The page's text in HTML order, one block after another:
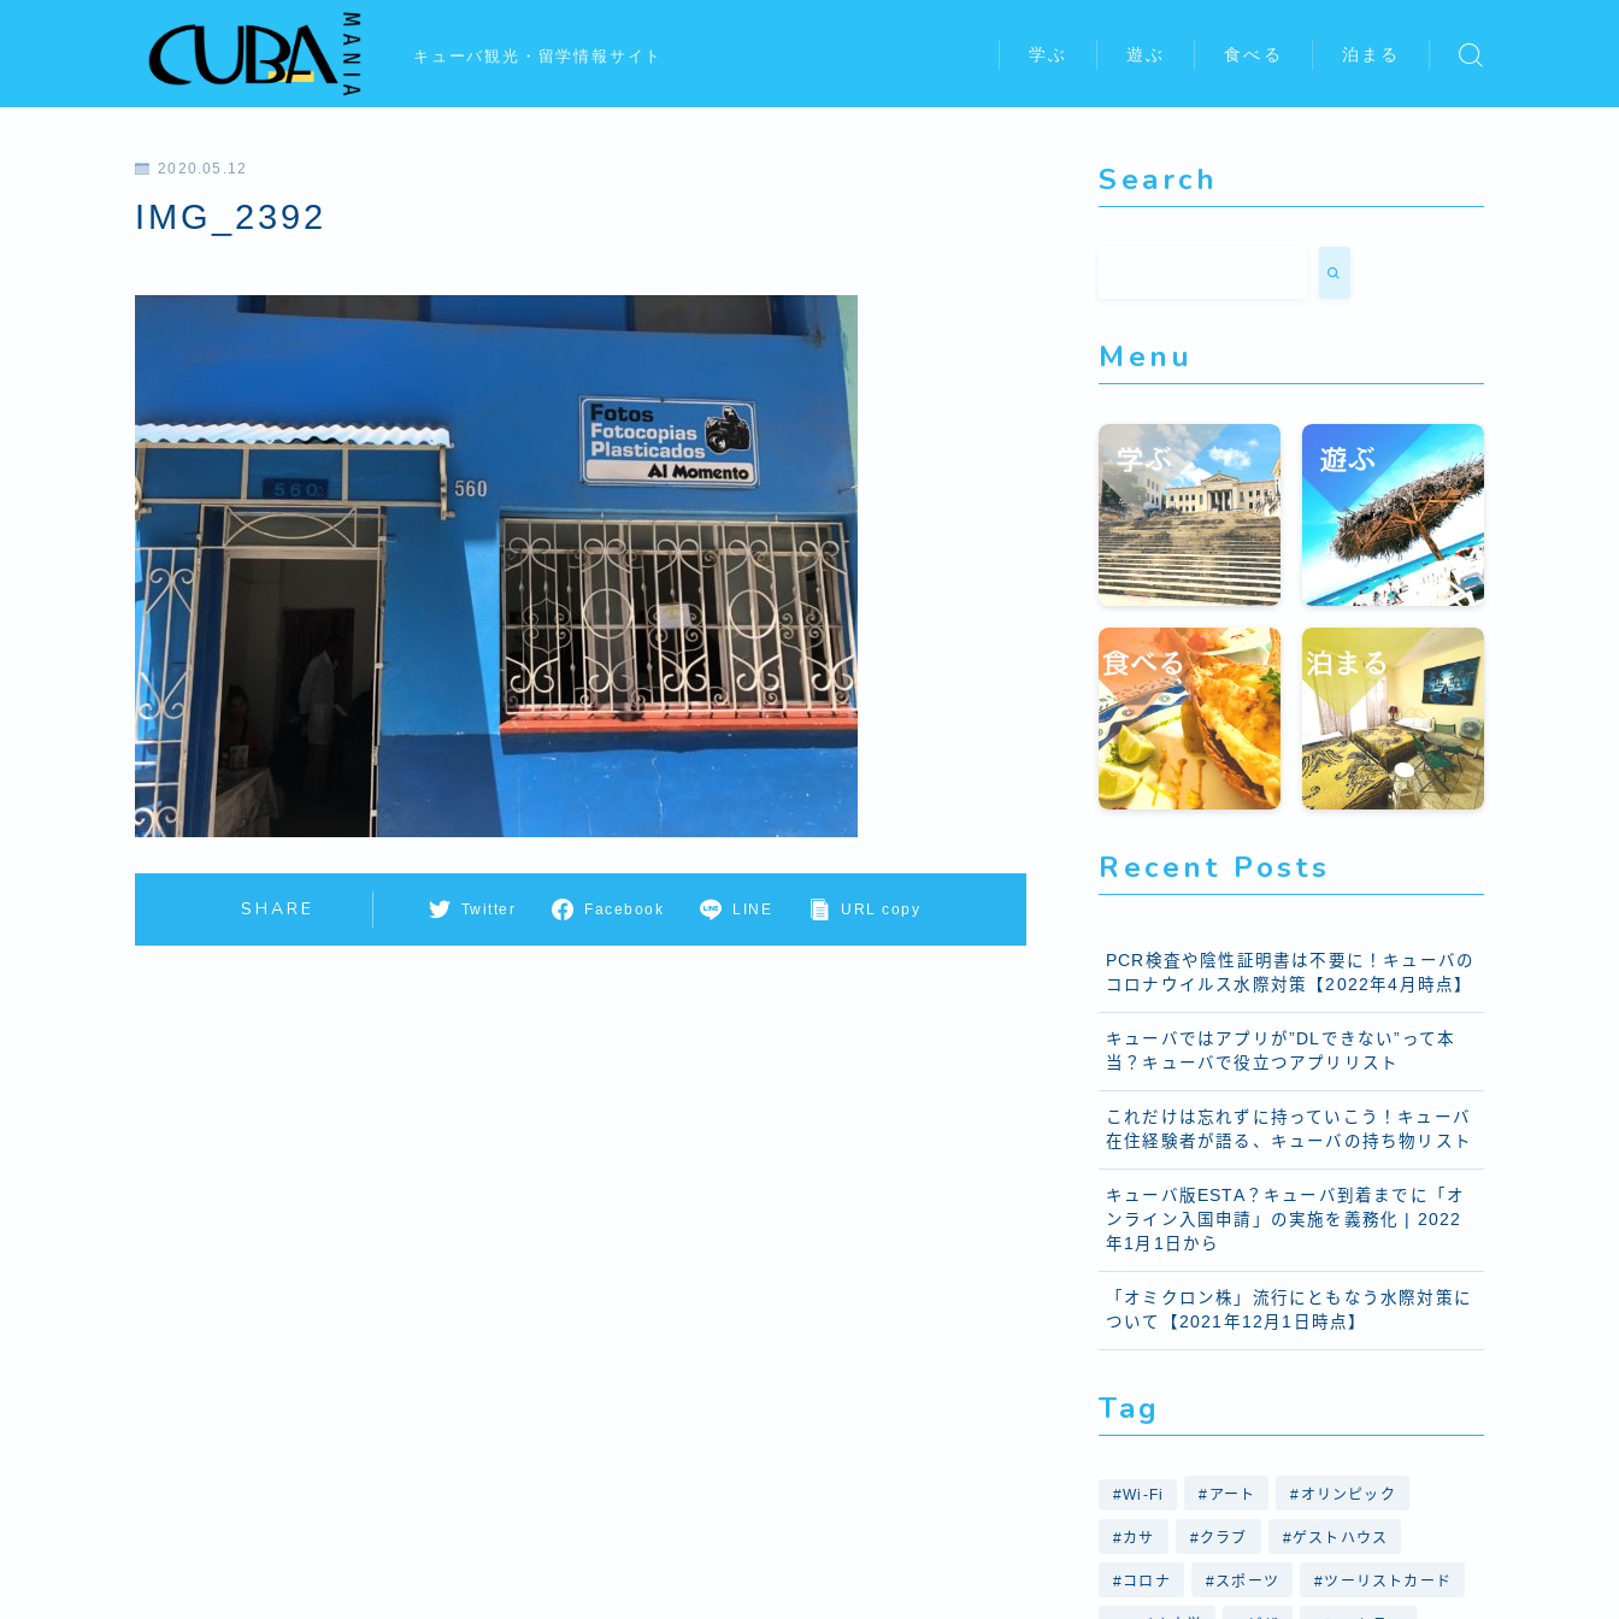
キューバ観光・留学情報サイト 学ぶ 遊ぶ 食べる 泊まる
2020.05.12
IMG_2392
SHARE Twitter Facebook LINE URL copy
Search
Menu
Recent Posts
PCR検査や陰性証明書は不要に！キューバの
コロナウイルス水際対策【2022年4月時点】
キューバではアプリが”DLできない”って本
当？キューバで役立つアプリリスト
これだけは忘れずに持っていこう！キューバ
在住経験者が語る、キューバの持ち物リスト
キューバ版ESTA？キューバ到着までに「オ
ンライン入国申請」の実施を義務化 | 2022
年1月1日から
「オミクロン株」流行にともなう水際対策に
ついて【2021年12月1日時点】
Tag
Wi-Fi アート オリンピック
カサ クラブ ゲストハウス
コロナ スポーツ ツーリストカード